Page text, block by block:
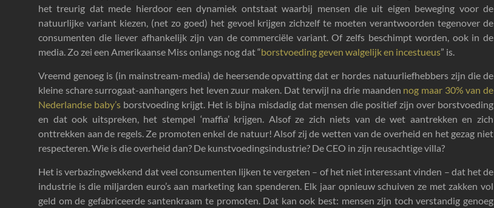
het treurig dat mede hierdoor een dynamiek ontstaat waarbij mensen die uit eigen beweging voor de
natuurlijke variant kiezen, (net zo goed) het gevoel krijgen zichzelf te moeten verantwoorden tegenover de
consumenten die liever afhankelijk zijn van de commerciële variant. Of zelfs beschimpt worden, ook in de
media. Zo zei een Amerikaanse Miss onlangs nog dat “borstvoeding geven walgelijk en incestueus” is.
Vreemd genoeg is (in mainstream-media) de heersende opvatting dat er hordes natuurliefhebbers zijn die de
kleine schare surrogaat-aanhangers het leven zuur maken. Dat terwijl na drie maanden nog maar 30% van de
Nederlandse baby’s borstvoeding krijgt. Het is bijna misdadig dat mensen die positief zijn over borstvoeding
en dat ook uitspreken, het stempel ‘maffia’ krijgen. Alsof ze zich niets van de wet aantrekken en zich
onttrekken aan de regels. Ze promoten enkel de natuur! Alsof zij de wetten van de overheid en het gezag niet
respecteren. Wie is die overheid dan? De kunstvoedingsindustrie? De CEO in zijn reusachtige villa?
Het is verbazingwekkend dat veel consumenten lijken te vergeten – of het niet interessant vinden – dat het de
industrie is die miljarden euro’s aan marketing kan spenderen. Elk jaar opnieuw schuiven ze met zakken vol
geld om de gefabriceerde santenkraam te promoten. Dat kan ook best: mensen zijn toch verstandig genoeg